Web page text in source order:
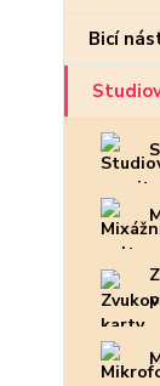
Bicí